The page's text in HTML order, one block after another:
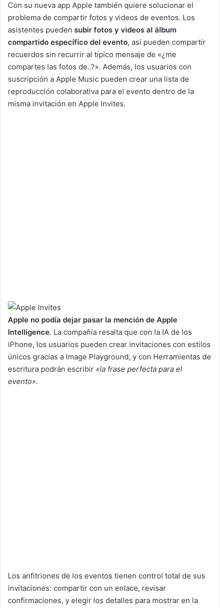
Con su nueva app Apple también quiere solucionar el
problema de compartir fotos y videos de eventos. Los
asistentes pueden subir fotos y videos al álbum
compartido específico del evento, así pueden compartir
recuerdos sin recurrir al típico mensaje de «¿me
compartes las fotos de..?». Además, los usuarios con
suscripción a Apple Music pueden crear una lista de
reproducción colaborativa para el evento dentro de la
misma invitación en Apple Invites.
Apple no podía dejar pasar la mención de Apple
Intelligence. La compañía resalta que con la IA de los
iPhone, los usuarios pueden crear invitaciones con estilos
únicos gracias a Image Playground, y con Herramientas de
escritura podrán escribir «la frase perfecta para el
evento».
Los anfitriones de los eventos tienen control total de sus
invitaciones: compartir con un enlace, revisar
confirmaciones, y elegir los detalles para mostrar en la